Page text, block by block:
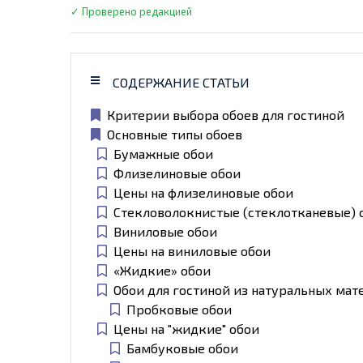
✓ Проверено редакцией
СОДЕРЖАНИЕ СТАТЬИ
Критерии выбора обоев для гостиной
Основные типы обоев
Бумажные обои
Флизелиновые обои
Цены на флизелиновые обои
Стекловолокнистые (стеклотканевые)
Виниловые обои
Цены на виниловые обои
«Жидкие» обои
Обои для гостиной из натуральных
Пробковые обои
Цены на "жидкие" обои
Бамбуковые обои